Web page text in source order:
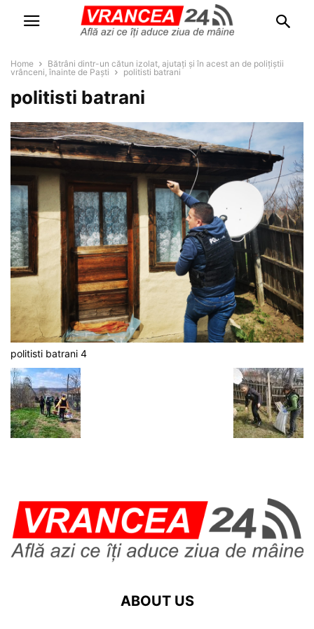
Home
Bătrâni dintr-un cătun izolat, ajutați și în acest an de polițiștii
vrânceni, înainte de Paști
politisti batrani
politisti batrani
politisti batrani 4
ABOUT US